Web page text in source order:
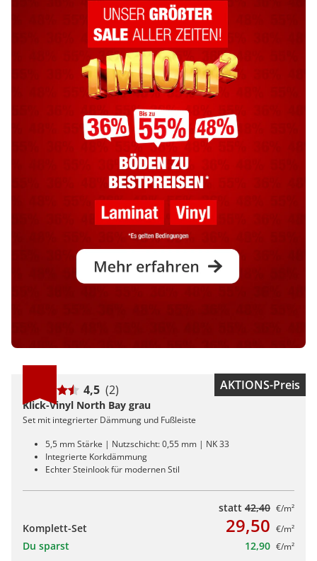
AKTIONS-Preis
4,5 (2)
Klick-Vinyl North Bay grau
Set mit integrierter Dämmung und Fußleiste
5,5 mm Stärke | Nutzschicht: 0,55 mm | NK 33
Integrierte Korkdämmung
Echter Steinlook für modernen Stil
statt 42,40 €/m²
Komplett-Set 29,50 €/m²
Du sparst 12,90 €/m²